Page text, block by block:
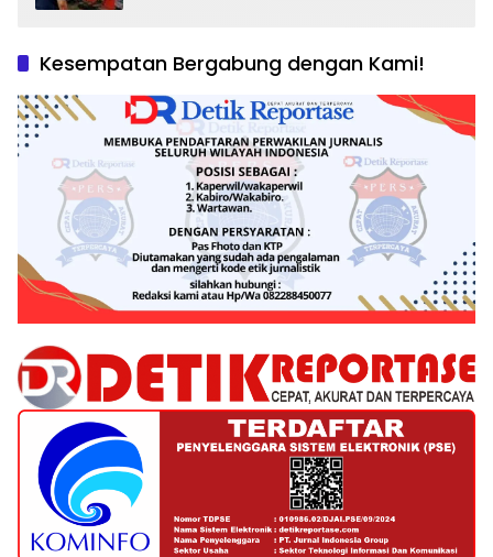
Kesempatan Bergabung dengan Kami!